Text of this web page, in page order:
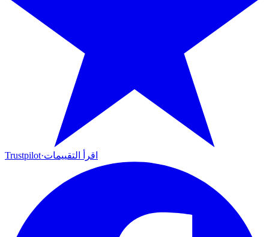
Trustpilot·اقرأ التقييمات